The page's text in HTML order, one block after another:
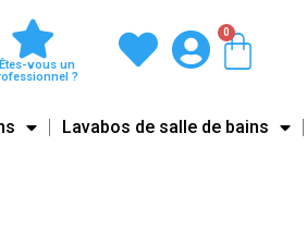
vous un
?
0
Lavabos de salle de bains